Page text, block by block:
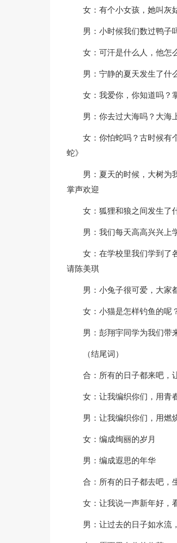
女：有个小女孩，她叫灰
男：小时候我们数过鸭子
女：可汗是什么人，他怎
男：宁静的夏天发生了什
女：我爱你，你知道吗？
男：你去过大海吗？大海
女：你怕蛇吗？古时候有
蛇》
男：夏天的时候，大树为
掌声欢迎
女：狐狸和狼之间发生了
男：我们每天高高兴兴上
女：在学校里我们学到了
请陈美琪
男：小兔子很可爱，大家
女：小猫是怎样钓鱼的呢
男：彭翔宇同学为我们带
（结尾词）
合：所有的日子都来吧，
女：让我编织你们，用青
男：让我编织你们，用燃
女：编成绚丽的岁月
男：编成遐思的年华
合：所有的日子都去吧，
女：让我说一声新年好，
男：让过去的日子如水流